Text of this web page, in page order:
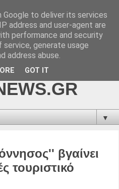
-
ΝΕΑ
▼
βγαίνει
τουριστικό
to deliver its services
address and user-agent are
performance and security
generate usage
address abuse.
GOT IT